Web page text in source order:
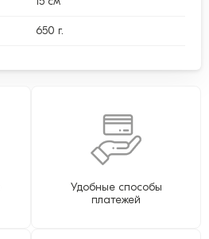
650 г.
Удобные способы
платежей